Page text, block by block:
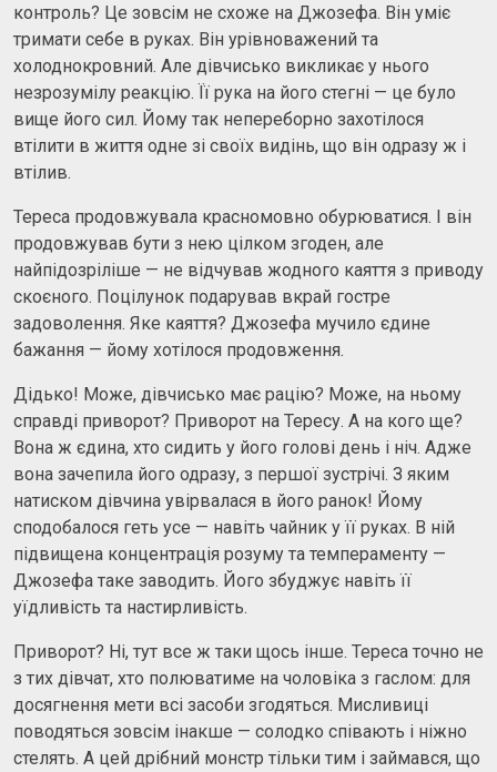
контроль? Це зовсім не схоже на Джозефа. Він уміє
тримати себе в руках. Він урівноважений та
холоднокровний. Але дівчисько викликає у нього
незрозумілу реакцію. Її рука на його стегні — це було
вище його сил. Йому так непереборно захотілося
втілити в життя одне зі своїх видінь, що він одразу ж і
втілив.
Тереса продовжувала красномовно обурюватися. І він
продовжував бути з нею цілком згоден, але
найпідозріліше — не відчував жодного каяття з приводу
скоєного. Поцілунок подарував вкрай гостре
задоволення. Яке каяття? Джозефа мучило єдине
бажання — йому хотілося продовження.
Дідько! Може, дівчисько має рацію? Може, на ньому
справді приворот? Приворот на Тересу. А на кого ще?
Вона ж єдина, хто сидить у його голові день і ніч. Адже
вона зачепила його одразу, з першої зустрічі. З яким
натиском дівчина увірвалася в його ранок! Йому
сподобалося геть усе — навіть чайник у її руках. В ній
підвищена концентрація розуму та темпераменту —
Джозефа таке заводить. Його збуджує навіть її
уїдливість та настирливість.
Приворот? Ні, тут все ж таки щось інше. Тереса точно не
з тих дівчат, хто полюватиме на чоловіка з гаслом: для
досягнення мети всі засоби згодяться. Мисливиці
поводяться зовсім інакше — солодко співають і ніжно
стелять. А цей дрібний монстр тільки тим і займався, що